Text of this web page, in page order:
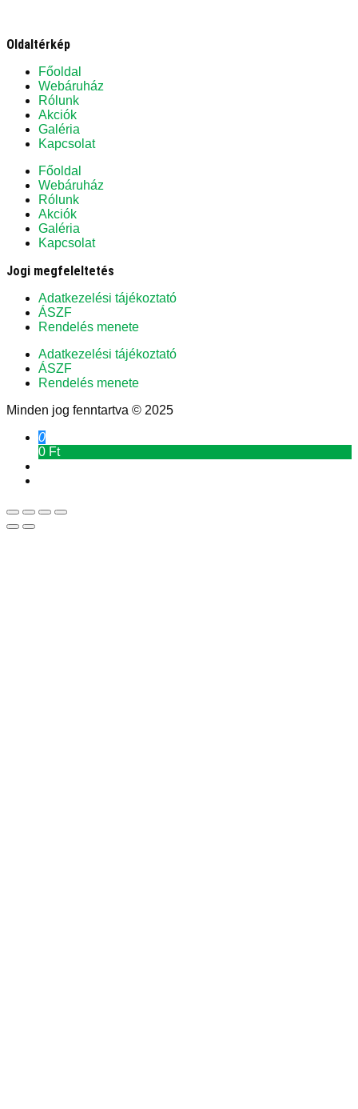
Oldaltérkép
Főoldal
Webáruház
Rólunk
Akciók
Galéria
Kapcsolat
Főoldal
Webáruház
Rólunk
Akciók
Galéria
Kapcsolat
Jogi megfeleltetés
Adatkezelési tájékoztató
ÁSZF
Rendelés menete
Adatkezelési tájékoztató
ÁSZF
Rendelés menete
Minden jog fenntartva © 2025
0
0 Ft